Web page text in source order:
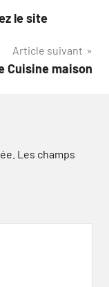
le site
Article suivant
Cuisine maison
Les champs